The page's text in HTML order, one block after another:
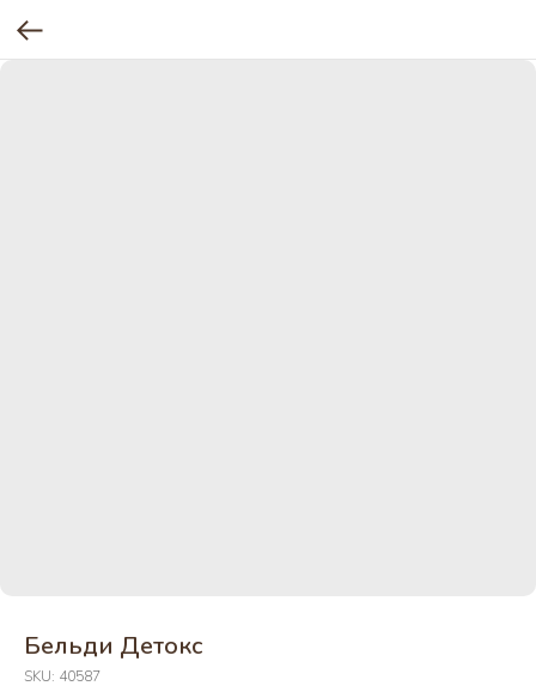
Бельди Детокс
SKU: 40587